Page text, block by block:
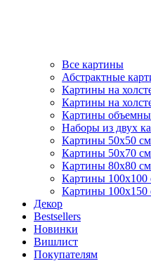
Все картины
Абстрактные
Картины на
Картины на
Картины
Наборы из двух
Картины 50х50 см
Картины 50х70 см
Картины 80х80 см
Картины 100х100
Картины 100х150
Декор
Bestsellers
Новинки
Вишлист
Покупателям